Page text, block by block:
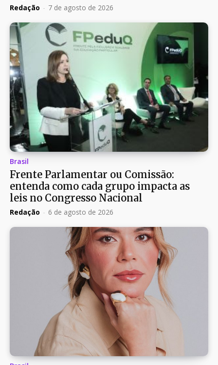
Redação - 7 de agosto de 2026
Brasil
Frente Parlamentar ou Comissão:
entenda como cada grupo impacta as
leis no Congresso Nacional
Redação - 6 de agosto de 2026